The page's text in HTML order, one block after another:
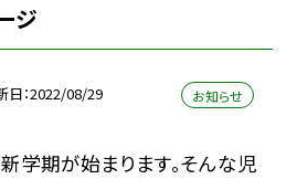
ジ
日 2022/08/29 お知らせ
学期が始まります。そんな児